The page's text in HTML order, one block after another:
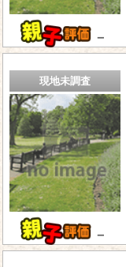
－
現地未調査
－